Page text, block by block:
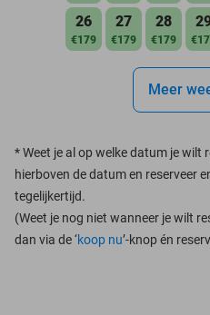
26
€179
27
€179
28
€179
Meer
*Weet je al op welke datum je wilt
hierboven de datum en reserveer
tegelijkertijd.
(Weet je nog niet wanneer je wilt
dan via de ‘koop nu’-knop én